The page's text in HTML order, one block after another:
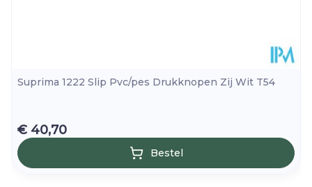
Suprima 1222 Slip Pvc/pes Drukknopen Zij Wit T54
€ 40,70
Bestel